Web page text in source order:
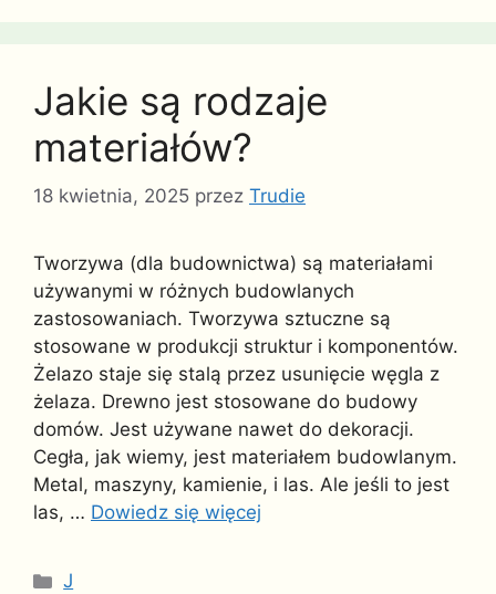
Jakie są rodzaje
materiałów?
18 kwietnia, 2025 przez Trudie
Tworzywa (dla budownictwa) są materiałami
używanymi w różnych budowlanych
zastosowaniach. Tworzywa sztuczne są
stosowane w produkcji struktur i komponentów.
Żelazo staje się stalą przez usunięcie węgla z
żelaza. Drewno jest stosowane do budowy
domów. Jest używane nawet do dekoracji.
Cegła, jak wiemy, jest materiałem budowlanym.
Metal, maszyny, kamienie, i las. Ale jeśli to jest
las, … Dowiedz się więcej
Kategorie
J